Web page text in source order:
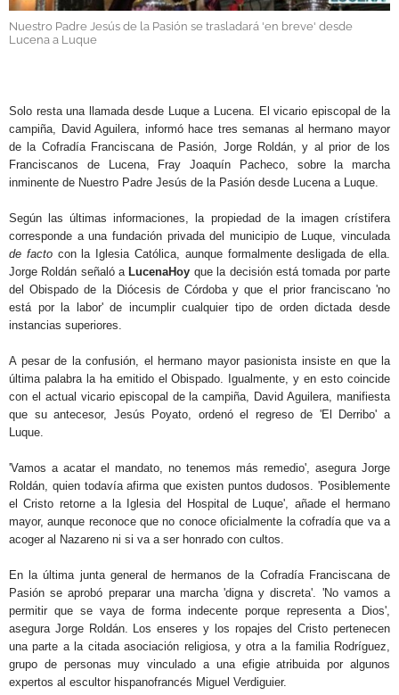
Nuestro Padre Jesús de la Pasión se trasladará 'en breve' desde
Lucena a Luque
Solo resta una llamada desde Luque a Lucena. El vicario episcopal de la
campiña, David Aguilera, informó hace tres semanas al hermano mayor
de la Cofradía Franciscana de Pasión, Jorge Roldán, y al prior de los
Franciscanos de Lucena, Fray Joaquín Pacheco, sobre la marcha
inminente de Nuestro Padre Jesús de la Pasión desde Lucena a Luque.
Según las últimas informaciones, la propiedad de la imagen crístifera
corresponde a una fundación privada del municipio de Luque, vinculada
de factocon la Iglesia Católica, aunque formalmente desligada de ella.
Jorge Roldán señaló a LucenaHoy que la decisión está tomada por parte
del Obispado de la Diócesis de Córdoba y que el prior franciscano 'no
está por la labor' de incumplir cualquier tipo de orden dictada desde
instancias superiores.
A pesar de la confusión, el hermano mayor pasionista insiste en que la
última palabra la ha emitido el Obispado. Igualmente, y en esto coincide
con el actual vicario episcopal de la campiña, David Aguilera, manifiesta
que su antecesor, Jesús Poyato, ordenó el regreso de 'El Derribo' a
Luque.
'Vamos a acatar el mandato, no tenemos más remedio', asegura Jorge
Roldán, quien todavía afirma que existen puntos dudosos. 'Posiblemente
el Cristo retorne a la Iglesia del Hospital de Luque', añade el hermano
mayor, aunque reconoce que no conoce oficialmente la cofradía que va a
acoger al Nazareno ni si va a ser honrado con cultos.
En la última junta general de hermanos de la Cofradía Franciscana de
Pasión se aprobó preparar una marcha 'digna y discreta'. 'No vamos a
permitir que se vaya de forma indecente porque representa a Dios',
asegura Jorge Roldán. Los enseres y los ropajes del Cristo pertenecen
una parte a la citada asociación religiosa, y otra a la familia Rodríguez,
grupo de personas muy vinculado a una efigie atribuida por algunos
expertos al escultor hispanofrancés Miguel Verdiguier.